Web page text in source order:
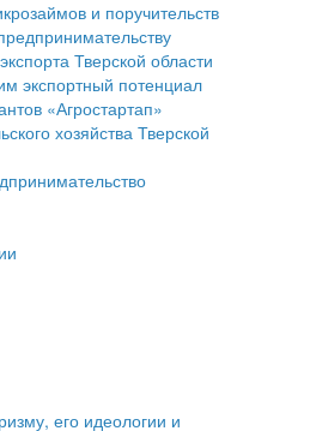
регламентов
субъектов малого и
субъектов малого и
и поручительств
Тверской области
экспортный потенциал
«Агростартап»
хозяйства Тверской
его идеологии и